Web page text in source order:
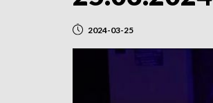
2024-03-25